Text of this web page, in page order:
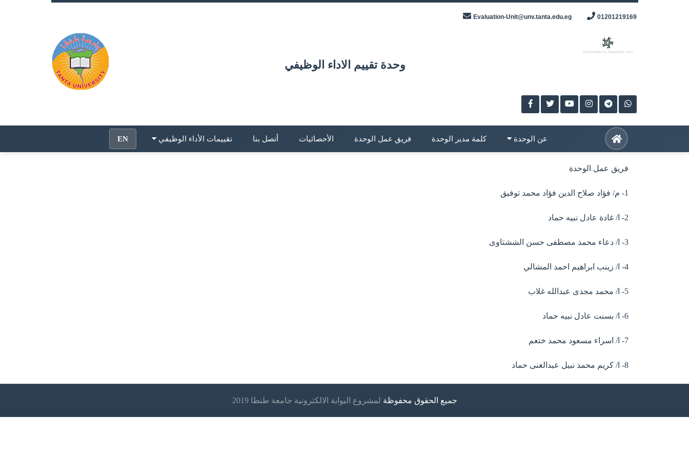
وحدة تقييم الاداء الوظيفي
01201219169
Evaluation-Unit@unv.tanta.edu.eg
عن الوحدة كلمة مدير الوحدة فريق عمل الوحدة الأحصائيات أتصل بنا تقييمات الأداء الوظيفي EN
فريق عمل الوحدة
1- م/ فؤاد صلاح الدين فؤاد محمد توفيق
2- ا/ غادة عادل نبيه حماد
3- ا/ دعاء محمد مصطفى حسن الششتاوى
4- ا/ زينب ابراهيم احمد المشالي
5- ا/ محمد مجدى عبدالله غلاب
6- ا/ بسنت عادل نبيه حماد
7- ا/ اسراء مسعود محمد ختعم
8- ا/ كريم محمد نبيل عبدالغنى حماد
جميع الحقوق محفوظة لمشروع البوابة الالكترونية جامعة طنطا 2019